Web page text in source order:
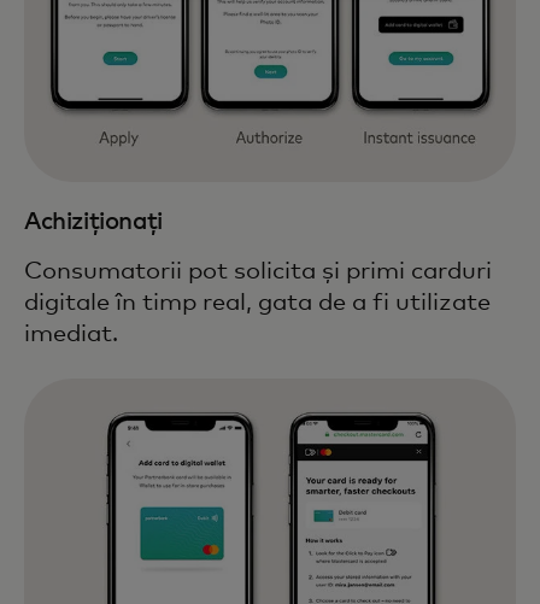
Achiziționați
Consumatorii pot solicita și primi carduri
digitale în timp real, gata de a fi utilizate
imediat.